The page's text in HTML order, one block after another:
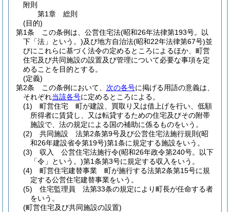
附則
第1章
総則
(目的)
第1条
この条例は、公営住宅法(昭和26年法律第193号。以
下「法」という。)及び地方自治法(昭和22年法律第67号)並
びにこれらに基づく法令の定めるところによるほか、町営
住宅及び共同施設の設置及び管理について必要な事項を定
めることを目的とする。
(定義)
第2条
この条例において、 次の各号に掲げる用語の意義は、
それぞれ当該各号に定めるところによる。
(1)
町営住宅 町が建設、買取り又は借上げを行い、低額
所得者に賃貸し、又は転貸するための住宅及びその附帯
施設で、法の規定による国の補助に係るものをいう。
(2)
共同施設 法第2条第9号及び公営住宅法施行規則 (昭
和26年建設省令第19号)第1条に規定する施設をいう。
(3)
収入 公営住宅法施行令(昭和26年政令第240号。以下
「令」という。)第1条第3号に規定する収入をいう。
(4)
町営住宅建替事業 町が施行する法第2条第15号に規
定する公営住宅建替事業をいう。
(5)
住宅監理員 法第33条の規定により町長が任命する者
をいう。
(町営住宅及び共同施設の設置)